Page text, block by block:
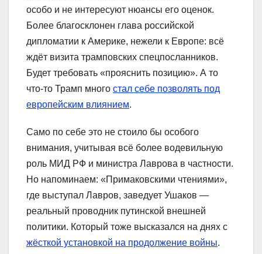
особо и не интересуют нюансы его оценок.
Более благосклонен глава российской
дипломатии к Америке, нежели к Европе: всё
ждёт визита трамповских спецпосланников.
Будет требовать «прояснить позицию». А то
что-то Трамп много стал себе позволять под
европейским влиянием.
Само по себе это не стоило бы особого
внимания, учитывая всё более водевильную
роль МИД РФ и министра Лаврова в частности.
Но напоминаем: «Примаковскими чтениями»,
где выступал Лавров, заведует Ушаков —
реальный проводник путинской внешней
политики. Который тоже высказался на днях с
жёсткой установкой на продолжение войны.